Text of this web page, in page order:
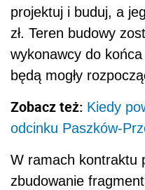
projektuj i buduj, a
zł. Teren budowy
wykonawcy do
będą mogły
Zobacz też: Kiedy
odcinku Paszków-
W ramach kontraktu
zbudowanie